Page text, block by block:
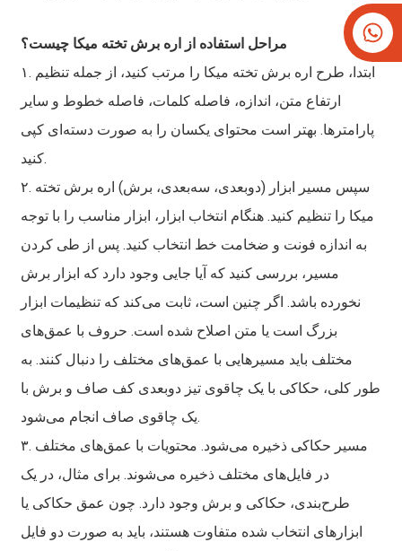
مراحل استفاده از اره برش تخته میکا چیست؟
۱. ابتدا، طرح اره برش تخته میکا را مرتب کنید، از جمله تنظیم
ارتفاع متن، اندازه، فاصله کلمات، فاصله خطوط و سایر
پارامترها. بهتر است محتوای یکسان را به صورت دسته‌ای کپی
کنید.
۲. سپس مسیر ابزار (دوبعدی، سه‌بعدی، برش) اره برش تخته
میکا را تنظیم کنید. هنگام انتخاب ابزار، ابزار مناسب را با توجه
به اندازه فونت و ضخامت خط انتخاب کنید. پس از طی کردن
مسیر، بررسی کنید که آیا جایی وجود دارد که ابزار برش
نخورده باشد. اگر چنین است، ثابت می‌کند که تنظیمات ابزار
بزرگ است یا متن اصلاح شده است. حروف با عمق‌های
مختلف باید مسیرهایی با عمق‌های مختلف را دنبال کنند. به
طور کلی، حکاکی با یک چاقوی تیز دوبعدی کف صاف و برش با
یک چاقوی صاف انجام می‌شود.
۳. مسیر حکاکی ذخیره می‌شود. محتویات با عمق‌های مختلف
در فایل‌های مختلف ذخیره می‌شوند. برای مثال، در یک
طرح‌بندی، حکاکی و برش وجود دارد. چون عمق حکاکی یا
ابزارهای انتخاب شده متفاوت هستند، باید به صورت دو فایل